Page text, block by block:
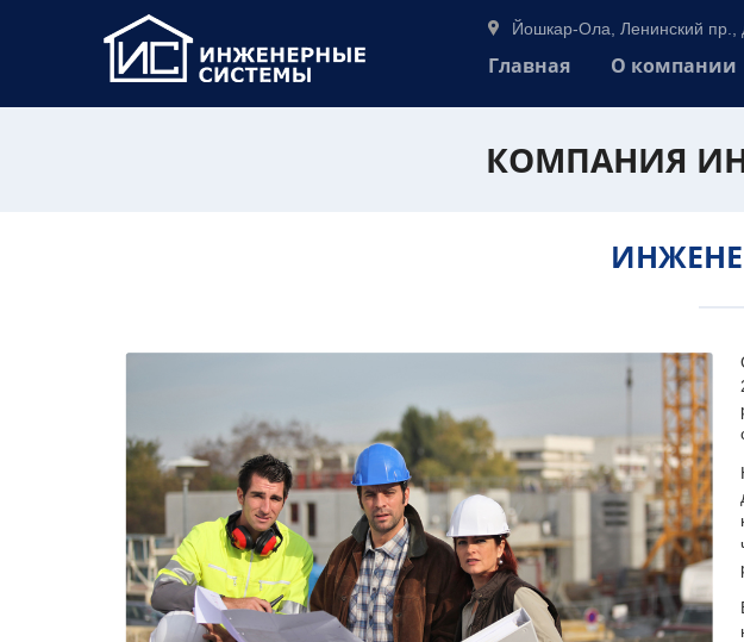
Йошкар-Ола, Ленинский пр.,
Главная О компании
КОМПАНИЯ